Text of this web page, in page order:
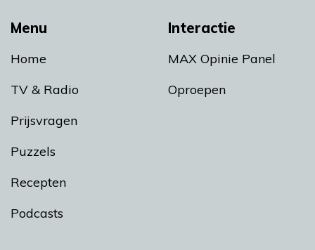
Menu
Home
TV & Radio
Prijsvragen
Puzzels
Recepten
Podcasts
Interactie
MAX Opinie Panel
Oproepen